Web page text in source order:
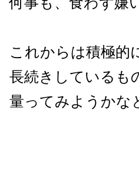
これからは積極的
長続きしているも
量ってみようかな